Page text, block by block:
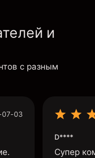
и
с разным
07-03
D****
Супер